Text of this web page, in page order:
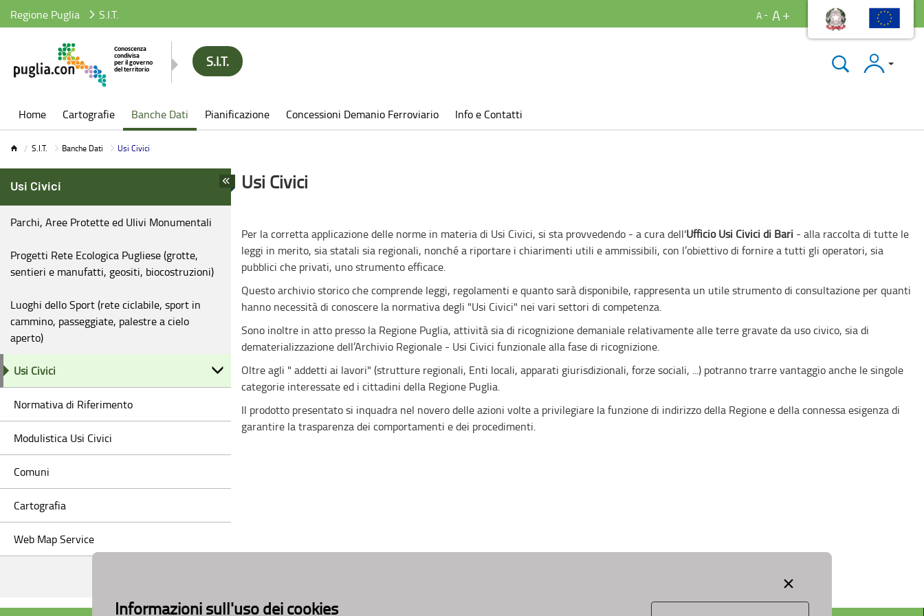
×
Informazioni sull'uso dei cookies
Regione Puglia S.I.T. A A
S.I.T. Accedi
Home Cartografie Banche Dati Pianificazione Concessioni Demanio Ferroviario Info e Contatti
S.I.T. Banche Dati Usi Civici
Usi Civici
Parchi, Aree Protette ed Ulivi Monumentali
Progetti Rete Ecologica Pugliese (grotte,
sentieri e manufatti, geositi, biocostruzioni)
Luoghi dello Sport (rete ciclabile, sport in
cammino, passeggiate, palestre a cielo
aperto)
Usi Civici
Normativa di Riferimento
Modulistica Usi Civici
Comuni
Cartografia
Web Map Service
Usi Civici
Per la corretta applicazione delle norme in materia di Usi Civici, si sta provvedendo - a cura dell'Ufficio Usi Civici di Bari - alla raccolta di tutte le
leggi in merito, sia statali sia regionali, nonché a riportare i chiarimenti utili e ammissibili, con l’obiettivo di fornire a tutti gli operatori, sia
pubblici che privati, uno strumento efficace.
Questo archivio storico che comprende leggi, regolamenti e quanto sarà disponibile, rappresenta un utile strumento di consultazione per quanti
hanno necessità di conoscere la normativa degli "Usi Civici" nei vari settori di competenza.
Sono inoltre in atto presso la Regione Puglia, attività sia di ricognizione demaniale relativamente alle terre gravate da uso civico, sia di
dematerializzazione dell’Archivio Regionale - Usi Civici funzionale alla fase di ricognizione.
Oltre agli " addetti ai lavori" (strutture regionali, Enti locali, apparati giurisdizionali, forze sociali, ...) potranno trarre vantaggio anche le singole
categorie interessate ed i cittadini della Regione Puglia.
Il prodotto presentato si inquadra nel novero delle azioni volte a privilegiare la funzione di indirizzo della Regione e della connessa esigenza di
garantire la trasparenza dei comportamenti e dei procedimenti.